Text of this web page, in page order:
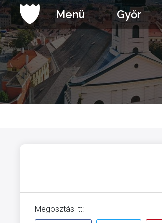
Ugrás
a
tartalomhoz
Menü Győr
Megosztás itt: